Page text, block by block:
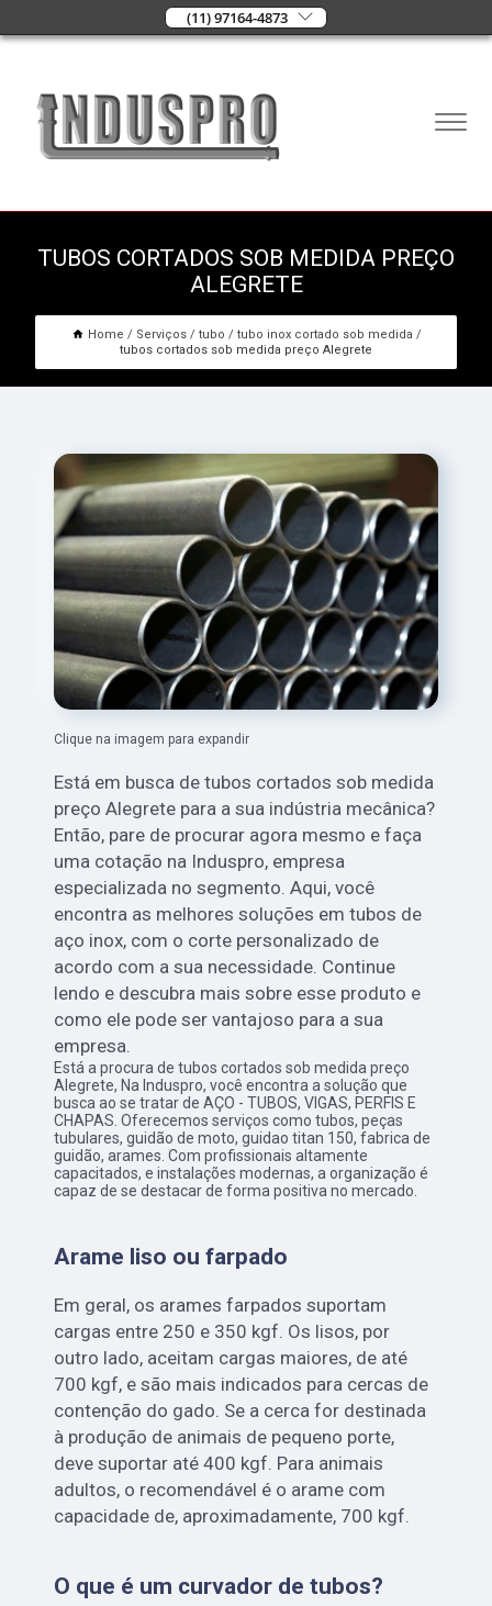
(11) 97164-4873
TUBOS CORTADOS SOB MEDIDA PREÇO
ALEGRETE
Home Serviços tubo
tubo inox cortado sob medida
tubos cortados sob medida preço Alegrete
Clique na imagem para expandir
Está em busca de tubos cortados sob medida
preço Alegrete para a sua indústria mecânica?
Então, pare de procurar agora mesmo e faça
uma cotação na Induspro, empresa
especializada no segmento. Aqui, você
encontra as melhores soluções em tubos de
aço inox, com o corte personalizado de
acordo com a sua necessidade. Continue
lendo e descubra mais sobre esse produto e
como ele pode ser vantajoso para a sua
empresa.
Está a procura de tubos cortados sob medida preço
Alegrete, Na Induspro, você encontra a solução que
busca ao se tratar de AÇO - TUBOS, VIGAS, PERFIS E
CHAPAS. Oferecemos serviços como tubos, peças
tubulares, guidão de moto, guidao titan 150, fabrica de
guidão, arames. Com profissionais altamente
capacitados, e instalações modernas, a organização é
capaz de se destacar de forma positiva no mercado.
Arame liso ou farpado
Em geral, os arames farpados suportam
cargas entre 250 e 350 kgf. Os lisos, por
outro lado, aceitam cargas maiores, de até
700 kgf, e são mais indicados para cercas de
contenção do gado. Se a cerca for destinada
à produção de animais de pequeno porte,
deve suportar até 400 kgf. Para animais
adultos, o recomendável é o arame com
capacidade de, aproximadamente, 700 kgf.
O que é um curvador de tubos?